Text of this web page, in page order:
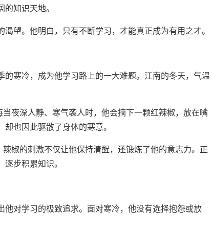
知识天地。
望。他明白，只有不断学习，才能真正成为有用之才。
寒冷，成为他学习路上的一大难题。江南的冬天，气温
夜深人静、寒气袭人时，他会摘下一颗红辣椒，放在嘴
也因此驱散了身体的寒意。
椒的刺激不仅让他保持清醒，还锻炼了他的意志力。正
步积累知识。
对学习的极致追求。面对寒冷，他没有选择抱怨或放